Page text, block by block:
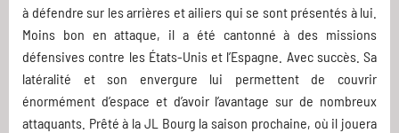
à défendre sur les arrières et ailiers qui se sont présentés à lui.
Moins bon en attaque, il a été cantonné à des missions
défensives contre les États-Unis et l’Espagne. Avec succès. Sa
latéralité et son envergure lui permettent de couvrir
énormément d’espace et d’avoir l’avantage sur de nombreux
attaquants. Prêté à la JL Bourg la saison prochaine, où il jouera